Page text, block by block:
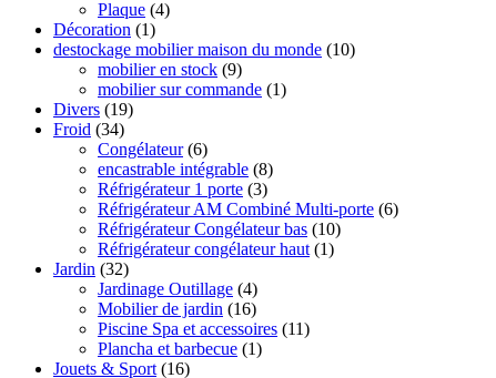
Plaque (4)
Décoration (1)
destockage mobilier maison du monde (10)
mobilier en stock (9)
mobilier sur commande (1)
Divers (19)
Froid (34)
Congélateur (6)
encastrable intégrable (8)
Réfrigérateur 1 porte (3)
Réfrigérateur AM Combiné Multi-porte (6)
Réfrigérateur Congélateur bas (10)
Réfrigérateur congélateur haut (1)
Jardin (32)
Jardinage Outillage (4)
Mobilier de jardin (16)
Piscine Spa et accessoires (11)
Plancha et barbecue (1)
Jouets & Sport (16)